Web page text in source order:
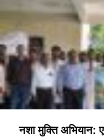
नशा मुक्ति अभियान: